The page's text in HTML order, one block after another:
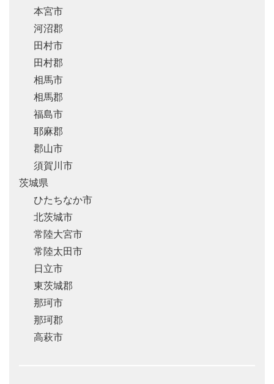
本宮市
河沼郡
田村市
田村郡
相馬市
相馬郡
福島市
耶麻郡
郡山市
須賀川市
茨城県
ひたちなか市
北茨城市
常陸大宮市
常陸太田市
日立市
東茨城郡
那珂市
那珂郡
高萩市